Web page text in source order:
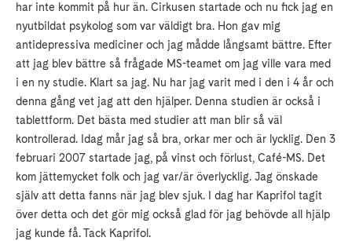
har inte kommit på hur än. Cirkusen startade och nu fick jag en
nyutbildat psykolog som var väldigt bra. Hon gav mig
antidepressiva mediciner och jag mådde långsamt bättre. Efter
att jag blev bättre så frågade MS-teamet om jag ville vara med
i en ny studie. Klart sa jag. Nu har jag varit med i den i 4 år och
denna gång vet jag att den hjälper. Denna studien är också i
tablettform. Det bästa med studier att man blir så väl
kontrollerad. Idag mår jag så bra, orkar mer och är lycklig. Den 3
februari 2007 startade jag, på vinst och förlust, Café-MS. Det
kom jättemycket folk och jag var/är överlycklig. Jag önskade
själv att detta fanns när jag blev sjuk. I dag har Kaprifol tagit
över detta och det gör mig också glad för jag behövde all hjälp
jag kunde få. Tack Kaprifol.